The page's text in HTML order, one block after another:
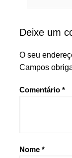
Deixe um
O seu
Campos
Comentário *
Nome *